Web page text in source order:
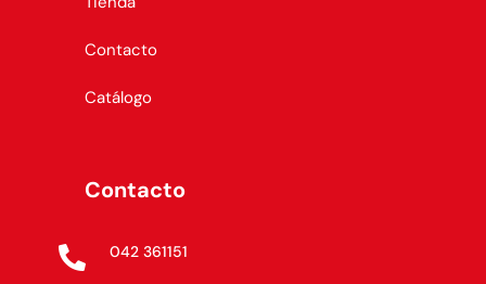
Contacto
Catálogo
Contacto
 042 361151